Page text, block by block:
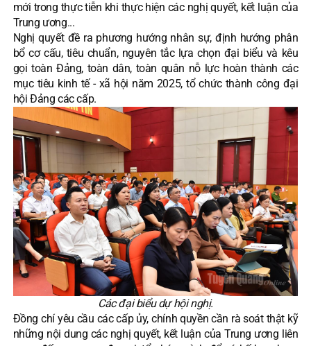
mới trong thực tiễn khi thực hiện các nghị quyết, kết luận của
Trung ương...
Nghị quyết đề ra phương hướng nhân sự, định hướng phân
bổ cơ cấu, tiêu chuẩn, nguyên tắc lựa chọn đại biểu và kêu
gọi toàn Đảng, toàn dân, toàn quân nỗ lực hoàn thành các
mục tiêu kinh tế - xã hội năm 2025, tổ chức thành công đại
hội Đảng các cấp.
Các đại biểu dự hội nghị.
Đồng chí yêu cầu các cấp ủy, chính quyền cần rà soát thật kỹ
những nội dung các nghị quyết, kết luận của Trung ương liên